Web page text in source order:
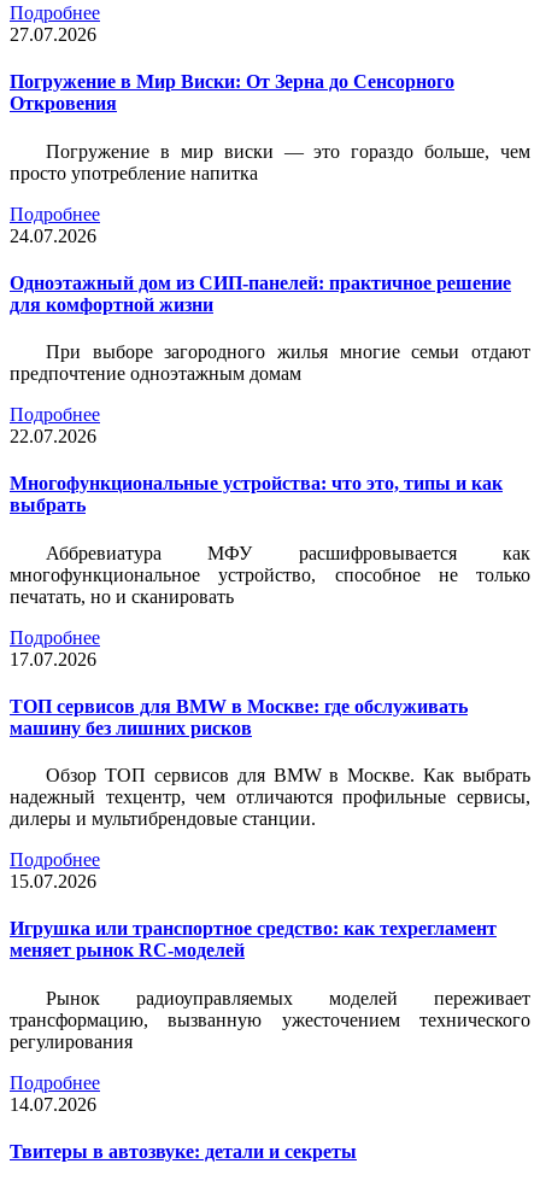
Подробнее
27.07.2026
Погружение в Мир Виски: От Зерна до Сенсорного
Откровения
Погружение в мир виски — это гораздо больше, чем
просто употребление напитка
Подробнее
24.07.2026
Одноэтажный дом из СИП-панелей: практичное решение
для комфортной жизни
При выборе загородного жилья многие семьи отдают
предпочтение одноэтажным домам
Подробнее
22.07.2026
Многофункциональные устройства: что это, типы и как
выбрать
Аббревиатура МФУ расшифровывается как
многофункциональное устройство, способное не только
печатать, но и сканировать
Подробнее
17.07.2026
ТОП сервисов для BMW в Москве: где обслуживать
машину без лишних рисков
Обзор ТОП сервисов для BMW в Москве. Как выбрать
надежный техцентр, чем отличаются профильные сервисы,
дилеры и мультибрендовые станции.
Подробнее
15.07.2026
Игрушка или транспортное средство: как техрегламент
меняет рынок RC-моделей
Рынок радиоуправляемых моделей переживает
трансформацию, вызванную ужесточением технического
регулирования
Подробнее
14.07.2026
Твитеры в автозвуке: детали и секреты